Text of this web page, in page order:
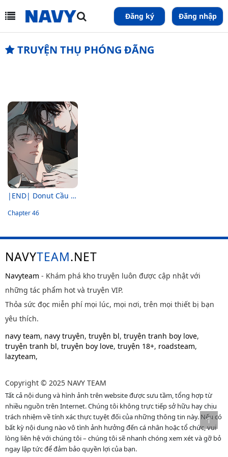
Đăng ký Đăng nhập
TRUYỆN THỤ PHÓNG ĐÃNG
|END| Donut Cầu Vồng
Chapter 46
NAVYTEAM.NET
Navyteam - Khám phá kho truyện luôn được cập nhật với
những tác phẩm hot và truyện VIP.
Thỏa sức đọc miễn phí mọi lúc, mọi nơi, trên mọi thiết bị bạn
yêu thích.
navy team, navy truyện, truyện bl, truyện tranh boy love,
truyện tranh bl, truyện boy love, truyện 18+, roadsteam,
lazyteam,
Copyright © 2025 NAVY TEAM
Tất cả nội dung và hình ảnh trên website được sưu tầm, tổng hợp từ
nhiều nguồn trên Internet. Chúng tôi không trực tiếp sở hữu hay chịu
trách nhiệm về tính xác thực tuyệt đối của những thông tin này. Nếu có
bất kỳ nội dung nào vô tình ảnh hưởng đến cá nhân hoặc tổ chức, vui
lòng liên hệ với chúng tôi – chúng tôi sẽ nhanh chóng xem xét và gỡ bỏ
ngay lập tức để đảm bảo quyền lợi của bạn.